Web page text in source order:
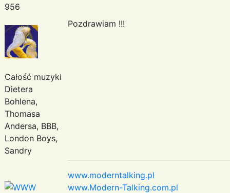
956
Całość muzyki
Dietera
Bohlena,
Thomasa
Andersa, BBB,
London Boys,
Sandry
Pozdrawiam !!!
www.moderntalking.pl
www.Modern-Talking.com.pl